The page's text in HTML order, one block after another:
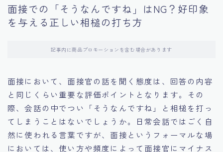
11.オンライン面接の成功への鍵
14.キャリアアップのための面接戦略
15.職場適応力をアピールする方法
面接での「そうなんですね」はNG？好印象
を与える正しい相槌の打ち方
記事内に商品プロモーションを含む場合があります
面接において、面接官の話を聞く態度は、回答の内容
と同じくらい重要な評価ポイントとなります。その
際、会話の中でつい「そうなんですね」と相槌を打っ
てしまうことはないでしょうか。日常会話ではごく自
然に使われる言葉ですが、面接というフォーマルな場
においては、使い方や頻度によって面接官にマイナス